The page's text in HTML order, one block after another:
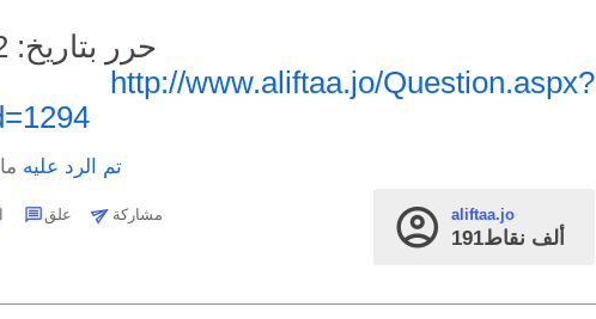
حرر بتاريخ: 24.03.2022
http://www.aliftaa.jo/Question.aspx?
تم الرد عليه
aliftaa.jo
191ألف نقاط
علق مشاركة